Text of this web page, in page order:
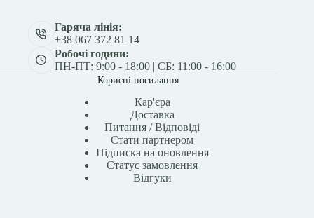
Гаряча лінія:
+38 067 372 81 14
Робочі години:
ПН-ПТ: 9:00 - 18:00 | СБ: 11:00 - 16:00
Корисні посилання
Кар'єра
Доставка
Питання / Відповіді
Стати партнером
Підписка на оновлення
Статус замовлення
Відгуки